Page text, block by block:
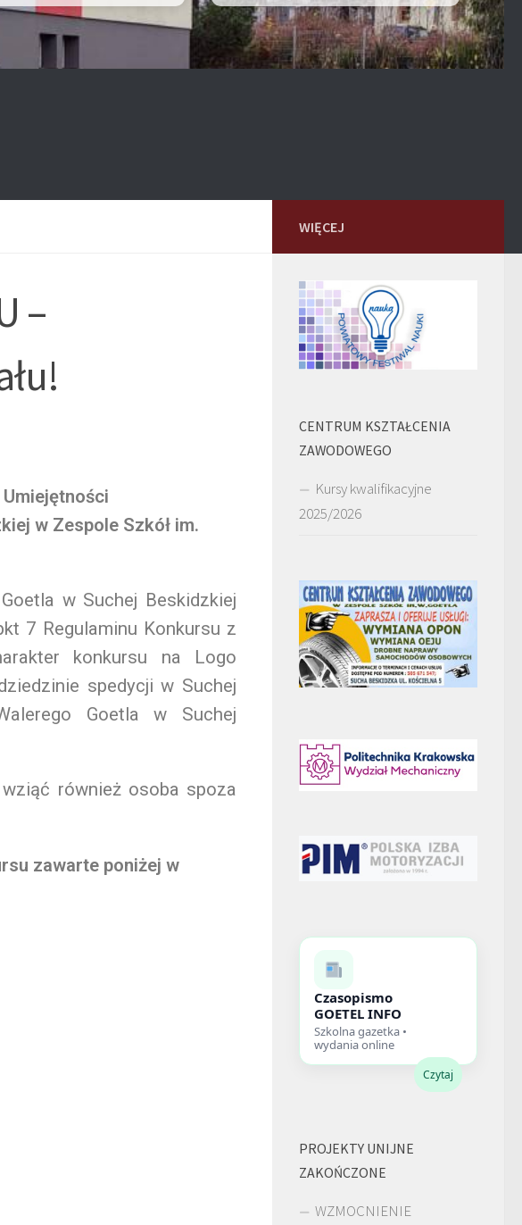
–
w Zespole Szkół im.
w Suchej Beskidzkiej
7 Regulaminu Konkursu z
konkursu na Logo
spedycji w Suchej
Goetla w Suchej
również osoba spoza
zawarte poniżej w
WIĘCEJ
CENTRUM KSZTAŁCENIA
ZAWODOWEGO
Kursy kwalifikacyjne
2025/2026
Czasopismo
GOETEL INFO
Szkolna gazetka •
wydania online
Czytaj
PROJEKTY UNIJNE
ZAKOŃCZONE
WZMOCNIENIE